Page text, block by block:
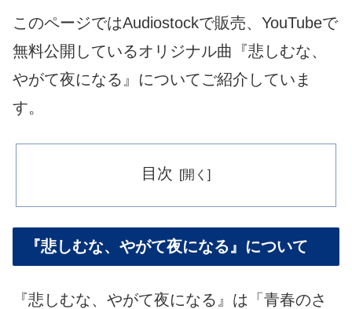
このページではAudiostockで販売、YouTubeで
無料公開しているオリジナル曲『悲しむな、
やがて夜になる』についてご紹介していま
す。
目次
『悲しむな、やがて夜になる』について
『悲しむな、やがて夜になる』は「青春のさ